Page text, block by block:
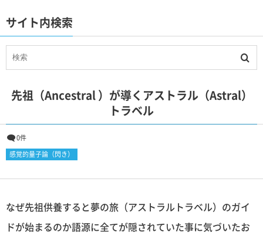
サイト内検索
先祖（Ancestral ）が導くアストラル（Astral）
トラベル
0件
感覚的量子論（閃き）
なぜ先祖供養すると夢の旅（アストラルトラベル）のガイ
ドが始まるのか語源に全てが隠されていた事に気づいたお